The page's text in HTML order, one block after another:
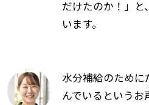
だけたのか！」と
います。
水分補給のために
んでいるというお